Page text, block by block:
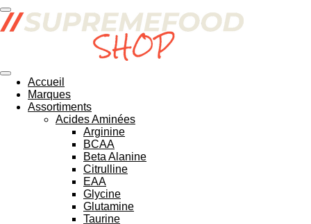
Passer
au
Accueil
Marques
Assortiments
Acides Aminées
Arginine
BCAA
Beta Alanine
Citrulline
EAA
Glycine
Glutamine
Taurine